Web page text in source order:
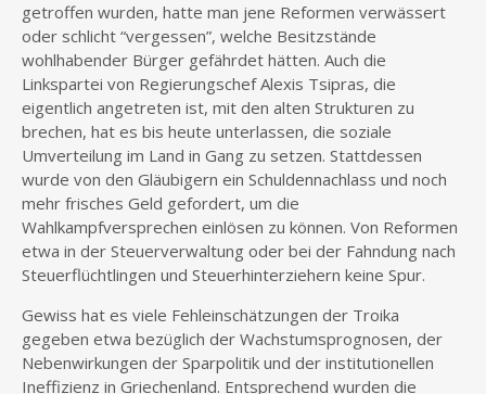
getroffen wurden, hatte man jene Reformen verwässert
oder schlicht “vergessen”, welche Besitzstände
wohlhabender Bürger gefährdet hätten. Auch die
Linkspartei von Regierungschef Alexis Tsipras, die
eigentlich angetreten ist, mit den alten Strukturen zu
brechen, hat es bis heute unterlassen, die soziale
Umverteilung im Land in Gang zu setzen. Stattdessen
wurde von den Gläubigern ein Schuldennachlass und noch
mehr frisches Geld gefordert, um die
Wahlkampfversprechen einlösen zu können. Von Reformen
etwa in der Steuerverwaltung oder bei der Fahndung nach
Steuerflüchtlingen und Steuerhinterziehern keine Spur.
Gewiss hat es viele Fehleinschätzungen der Troika
gegeben etwa bezüglich der Wachstumsprognosen, der
Nebenwirkungen der Sparpolitik und der institutionellen
Ineffizienz in Griechenland. Entsprechend wurden die